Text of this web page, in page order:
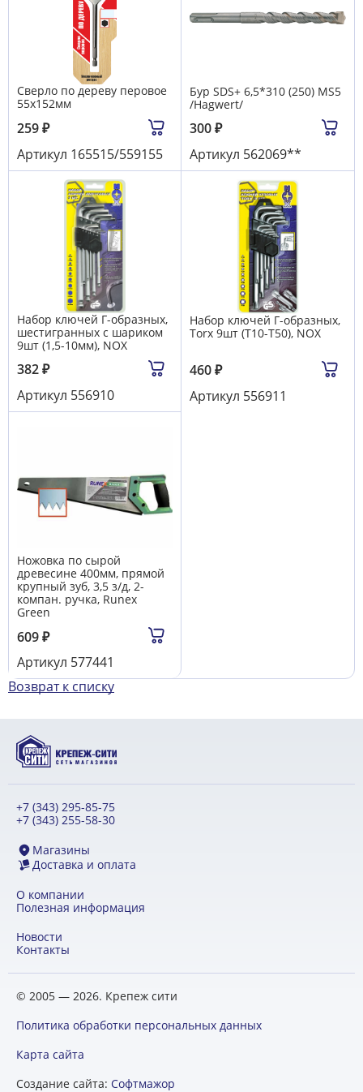
Сверло по дереву перовое
55х152мм
259₽
Артикул 165515/559155
Бур SDS+ 6,5*310 (250) MS5
/Hagwert/
300₽
Артикул 562069**
Набор ключей Г-образных,
шестигранных с шариком
9шт (1,5-10мм), NOX
382₽
Артикул 556910
Набор ключей Г-образных,
Тоrх 9шт (T10-T50), NOX
460₽
Артикул 556911
Ножовка по сырой
древесине 400мм, прямой
крупный зуб, 3,5 з/д, 2-
компан. ручка, Runex
Green
609₽
Артикул 577441
Возврат к списку
+7 (343) 295-85-75
+7 (343) 255-58-30
Магазины
Доставка и оплата
О компании
Полезная информация
Новости
Контакты
© 2005 — 2026. Крепеж сити
Политика обработки персональных данных
Карта сайта
Создание сайта: Софтмажор